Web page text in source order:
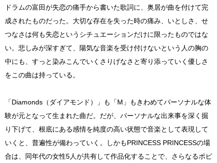
ドラムの富田が失恋の痛手から書いた歌詞に、奥居が曲を付けて完
成されたものだった。大切な存在を失った時の痛み、いとしさ、せ
つなさは何も失恋というシチュエーションだけに限ったものではな
い。悲しみが深すぎて、陽気な音楽を受け付けないという人の胸の
中にも、すっと染みこんでいくさりげなさと寄り添っていく優しさ
をこの曲は持っている。
「Diamonds（ダイアモンド）」も「M」もきわめてパーソナルな体
験が元となって生まれた曲だ。だが、パーソナルな出来事を深く掘
り下げて、根底にある感情を純度の高い状態で音楽として表現して
いくと、普遍性が備わっていく。しかもPRINCESS PRINCESSの場
合は、同年代の女性5人が共有して作品化することで、さらなるポピ